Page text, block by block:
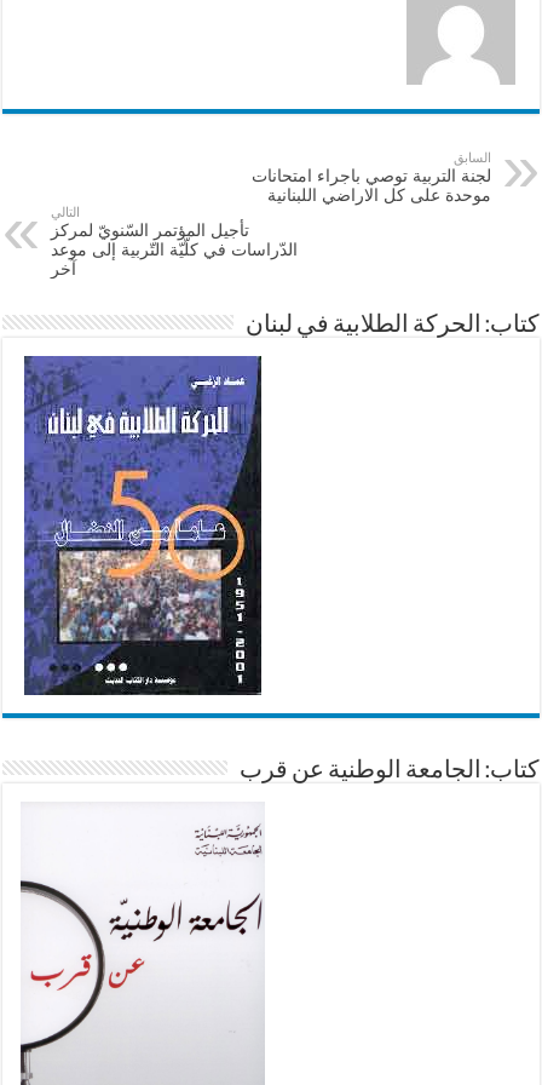
السابق
لجنة التربية توصي باجراء امتحانات
موحدة على كل الاراضي اللبنانية
التالي
تأجيل المؤتمر السّنويّ لمركز
الدّراسات في كلّيّة التّربية إلى موعد
آخر
كتاب: الحركة الطلابية في لبنان
كتاب: الجامعة الوطنية عن قرب